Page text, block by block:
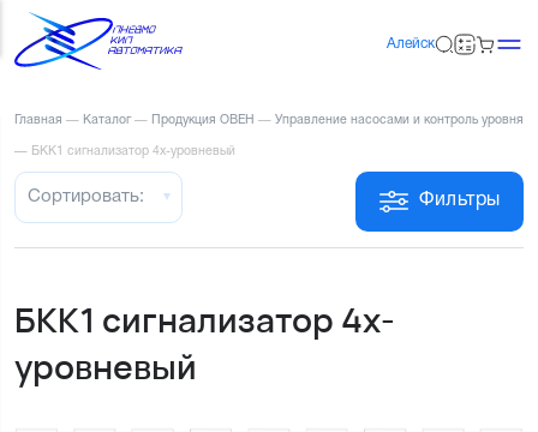
Алейск
Главная — Каталог — Продукция ОВЕН — Управление насосами и контроль уровня
— БКК1 сигнализатор 4х-уровневый
Фильтры
Сортировать:
БКК1 сигнализатор 4х-
уровневый